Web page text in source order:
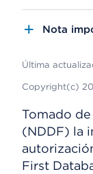
Nota
Última
Copyright(c)
Tomado de
(NDDF) la
First